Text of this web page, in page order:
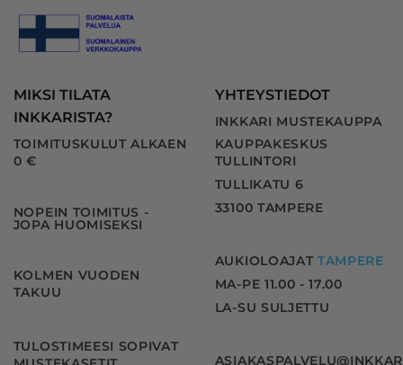
MIKSI TILATA
INKKARISTA?
TOIMITUSKULUT ALKAEN
0 €
NOPEIN TOIMITUS -
JOPA HUOMISEKSI
KOLMEN VUODEN
TAKUU
TULOSTIMEESI SOPIVAT
YHTEYSTIEDOT
INKKARI MUSTEKAUPPA
KAUPPAKESKUS
TULLINTORI
TULLIKATU 6
33100 TAMPERE
AUKIOLOAJAT TAMPERE
MA-PE 11.00 - 17.00
LA-SU SULJETTU